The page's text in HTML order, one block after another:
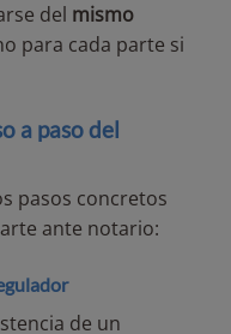
del mismo
para cada parte si
a paso del
pasos concretos
ante notario:
de un